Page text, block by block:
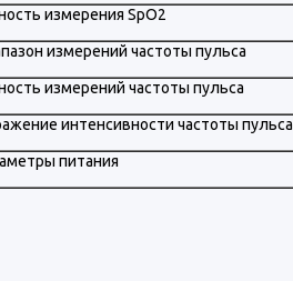
измерения SpO2
измерений частоты пульса
измерений частоты пульса
интенсивности частоты пульса
питания